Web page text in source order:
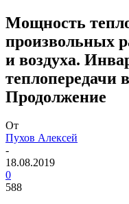
Мощность
произвольных
и воздуха.
теплопередачи
Продолжение
От
Пухов Алексей
-
18.08.2019
0
588